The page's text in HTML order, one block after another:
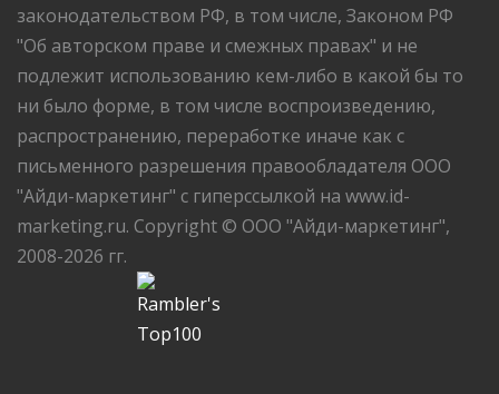
законодательством РФ, в том числе, Законом РФ
"Об авторском праве и смежных правах" и не
подлежит использованию кем-либо в какой бы то
ни было форме, в том числе воспроизведению,
распространению, переработке иначе как с
письменного разрешения правообладателя ООО
"Айди-маркетинг" с гиперссылкой на www.id-
marketing.ru. Copyright © ООО "Айди-маркетинг",
2008-2026 гг.